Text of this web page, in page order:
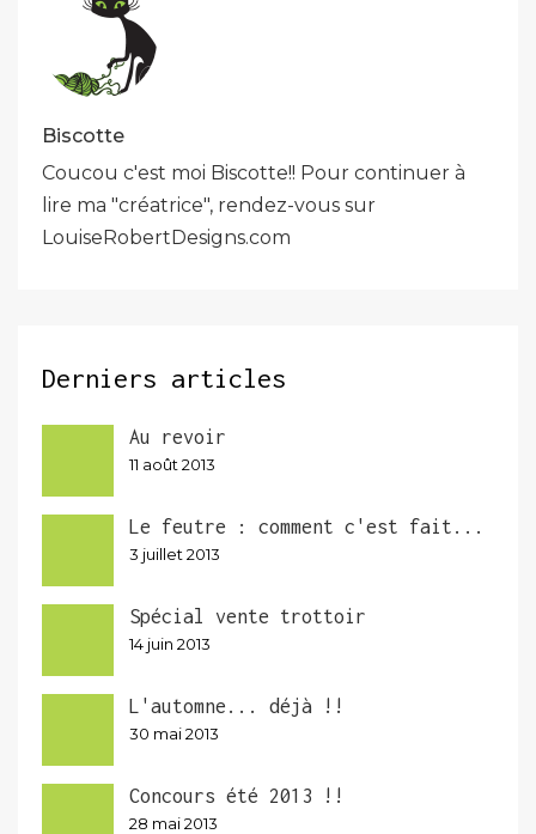
Biscotte
Coucou c'est moi Biscotte!! Pour continuer à
lire ma "créatrice", rendez-vous sur
LouiseRobertDesigns.com
Derniers articles
Au revoir
11 août 2013
Le feutre : comment c'est fait...
3 juillet 2013
Spécial vente trottoir
14 juin 2013
L'automne... déjà !!
30 mai 2013
Concours été 2013 !!
28 mai 2013